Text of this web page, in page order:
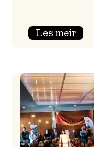
Les meir:
–
3.